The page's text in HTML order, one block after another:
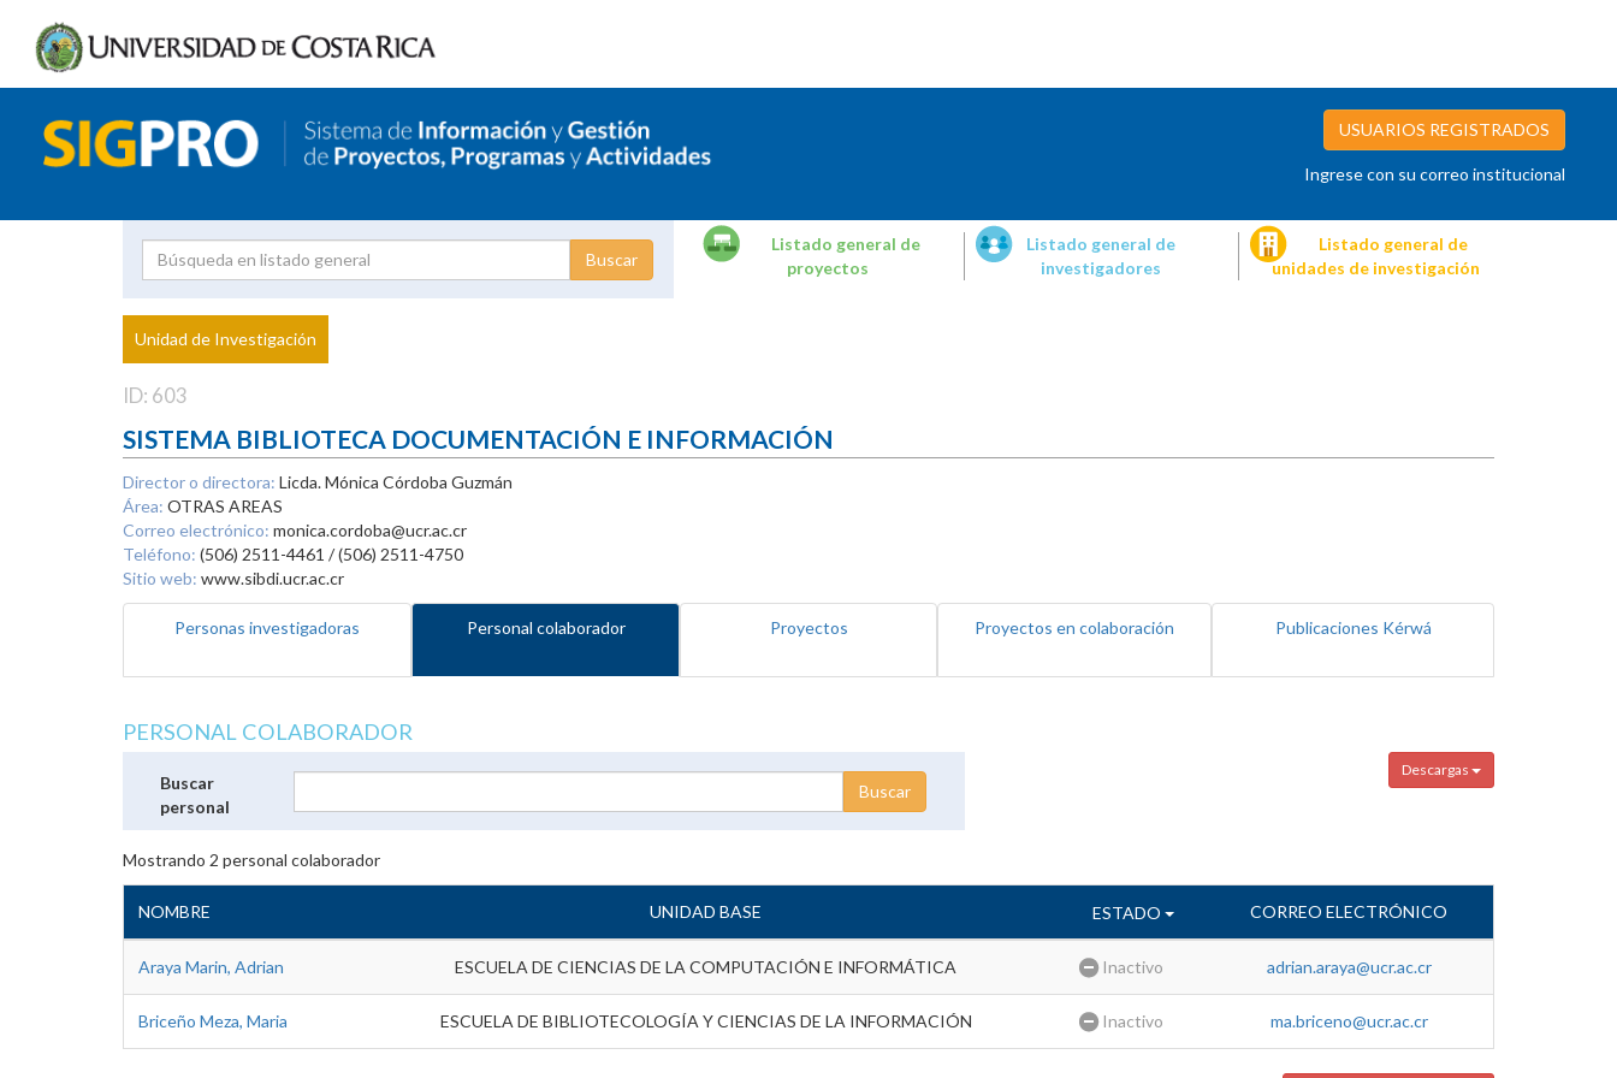
USUARIOS REGISTRADOS
Ingrese con su correo institucional
Proyecto
Investigador
Listado general de
proyectos
Listado general de
investigadores
Listado general de
unidades de investigación
Unidad de Investigación
ID: 603
SISTEMA BIBLIOTECA DOCUMENTACIÓN E INFORMACIÓN
Director o directora: Licda. Mónica Córdoba Guzmán
Área: OTRAS AREAS
Correo electrónico: monica.cordoba@ucr.ac.cr
Teléfono: (506) 2511-4461 / (506) 2511-4750
Sitio web: www.sibdi.ucr.ac.cr
Personas investigadoras Personal colaborador Proyectos Proyectos en colaboración Publicaciones Kérwá
PERSONAL COLABORADOR
Descargas
Buscar
personal
Mostrando 2 personal colaborador
NOMBRE UNIDAD BASE ESTADO CORREO ELECTRÓNICO
Araya Marin, Adrian ESCUELA DE CIENCIAS DE LA COMPUTACIÓN E INFORMÁTICA Inactivo adrian.araya@ucr.ac.cr
Briceño Meza, Maria ESCUELA DE BIBLIOTECOLOGÍA Y CIENCIAS DE LA INFORMACIÓN Inactivo ma.briceno@ucr.ac.cr